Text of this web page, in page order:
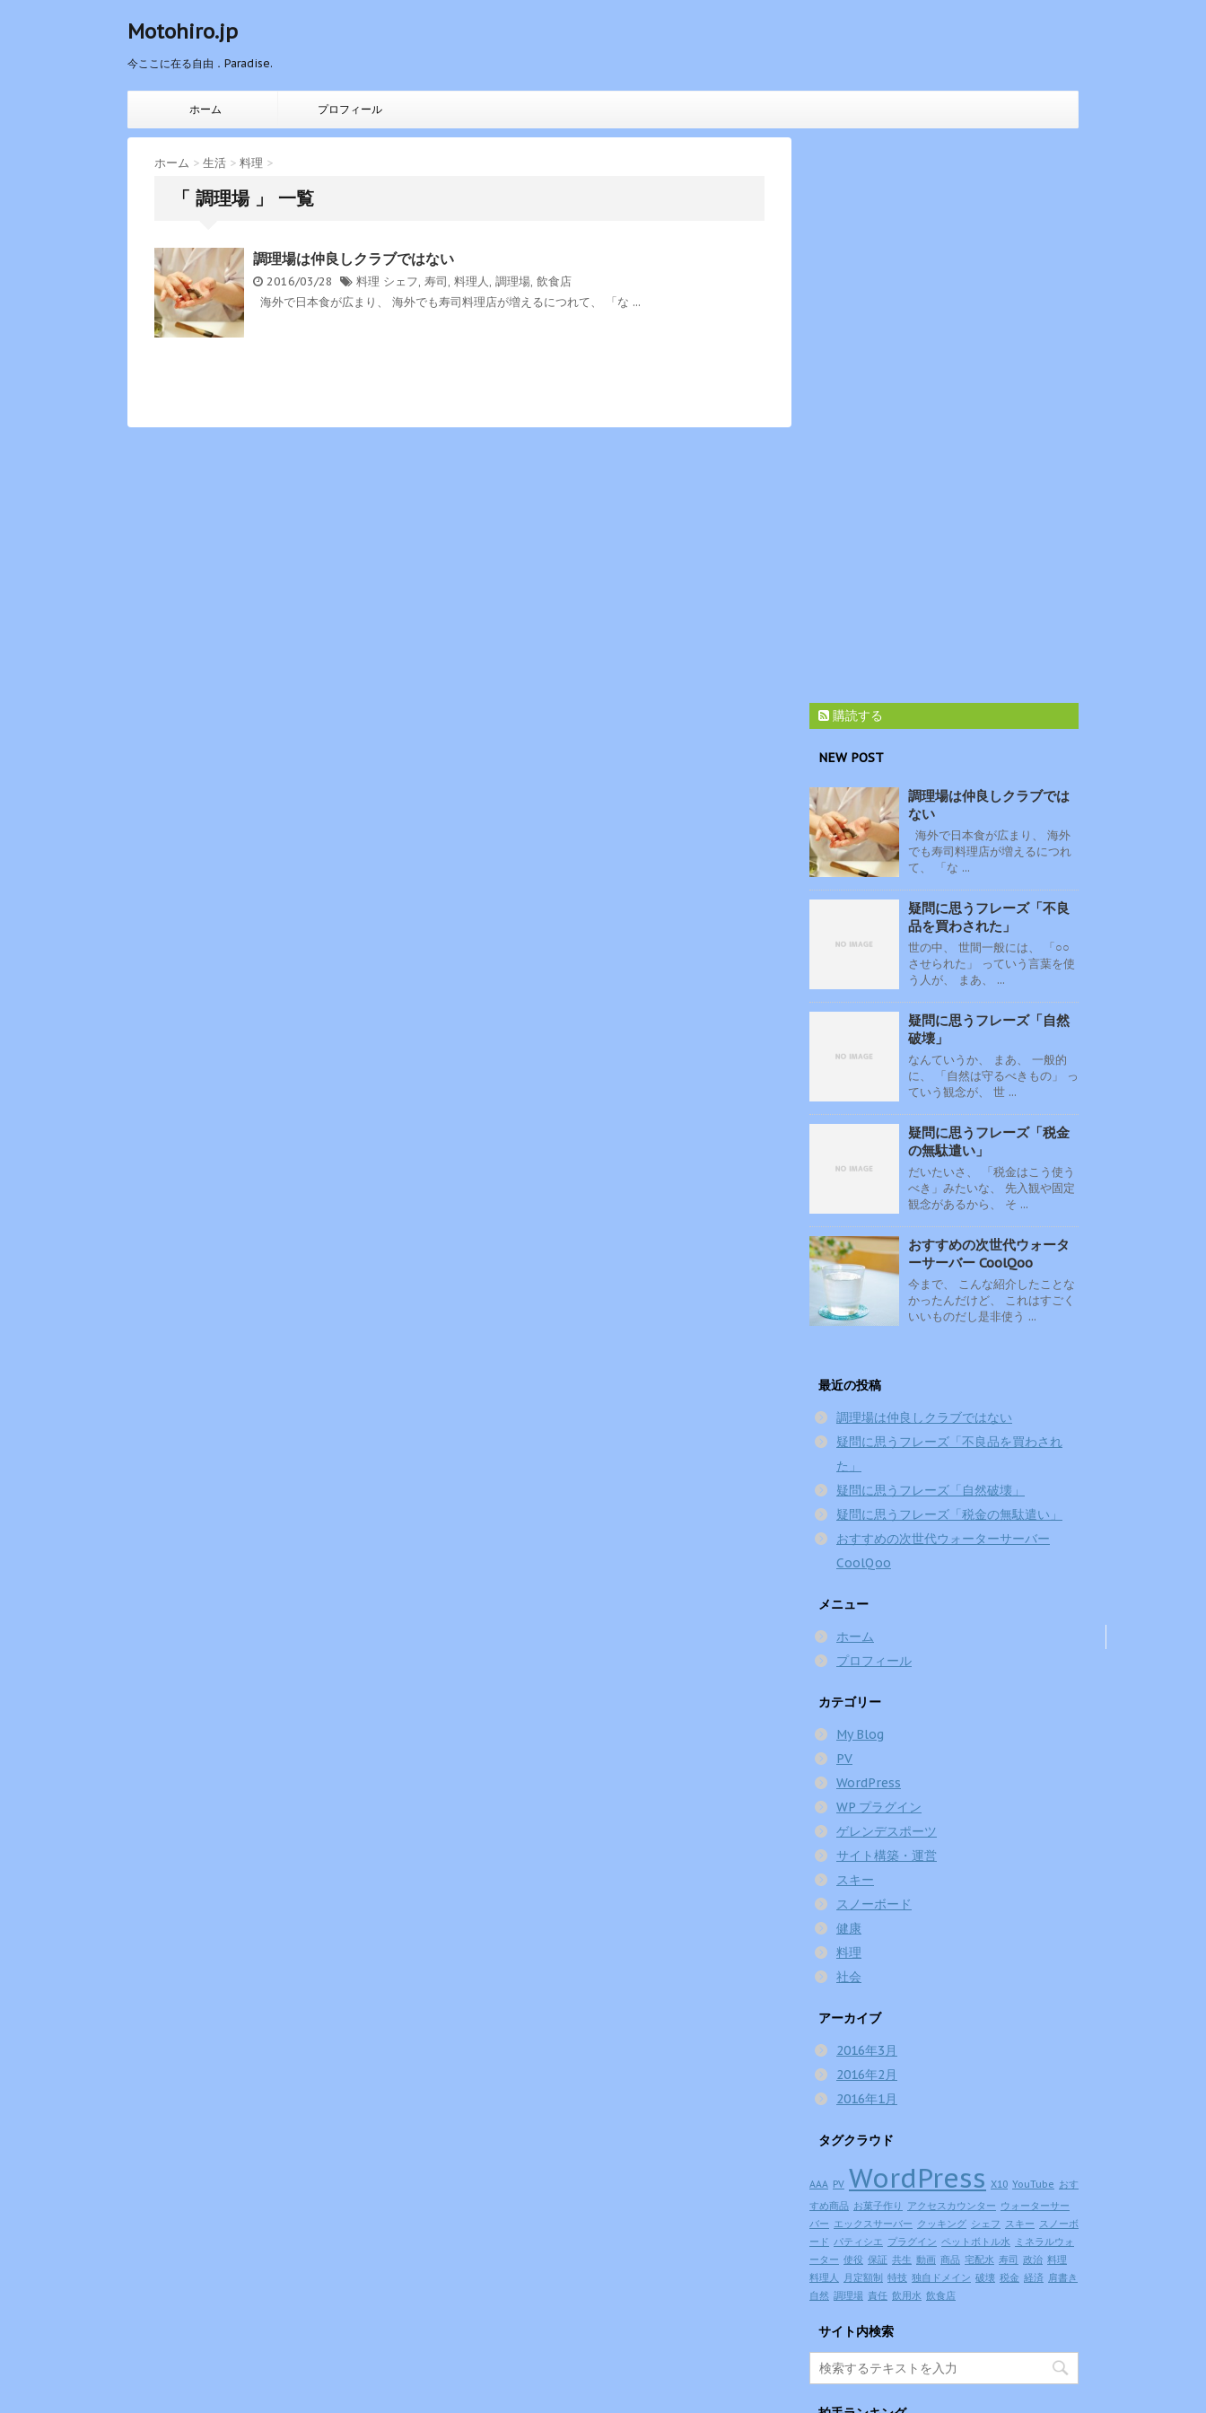
Motohiro.jp
今ここに在る自由．Paradise.
ホーム プロフィール
ホーム > 生活 > 料理 >
「 調理場 」 一覧
調理場は仲良しクラブではない
2016/03/28 料理 シェフ, 寿司, 料理人, 調理場, 飲食店
海外で日本食が広まり、 海外でも寿司料理店が増えるにつれて、 「な ...
購読する
NEW POST
調理場は仲良しクラブでは
ない
海外で日本食が広まり、 海外
でも寿司料理店が増えるにつれ
て、 「な ...
疑問に思うフレーズ「不良
品を買わされた」
世の中、 世間一般には、 「○○
させられた」 っていう言葉を使
う人が、 まあ、 ...
疑問に思うフレーズ「自然
破壊」
なんていうか、 まあ、 一般的
に、 「自然は守るべきもの」 っ
ていう観念が、 世 ...
疑問に思うフレーズ「税金
の無駄遣い」
だいたいさ、 「税金はこう使う
べき」みたいな、 先入観や固定
観念があるから、 そ ...
おすすめの次世代ウォータ
ーサーバー CoolQoo
今まで、 こんな紹介したことな
かったんだけど、 これはすごく
いいものだし是非使う ...
最近の投稿
調理場は仲良しクラブではない
疑問に思うフレーズ「不良品を買わされ
た」
疑問に思うフレーズ「自然破壊」
疑問に思うフレーズ「税金の無駄遣い」
おすすめの次世代ウォーターサーバー
CoolQoo
メニュー
ホーム
プロフィール
カテゴリー
My Blog
PV
WordPress
WP プラグイン
ゲレンデスポーツ
サイト構築・運営
スキー
スノーボード
健康
料理
社会
アーカイブ
2016年3月
2016年2月
2016年1月
タグクラウド
AAA PV WordPress X10 YouTube おす
すめ商品 お菓子作り アクセスカウンター ウォーターサー
バー エックスサーバー クッキング シェフ スキー スノーボ
ード パティシエ プラグイン ペットボトル水
ミネラルウォ
ーター 使役 保証 共生 動画 商品 宅配水 寿司 政治 料理
料理人
月定額制 特技 独自ドメイン 破壊 税金 経済 肩書き
自然 調理場 責任 飲用水 飲食店
サイト内検索